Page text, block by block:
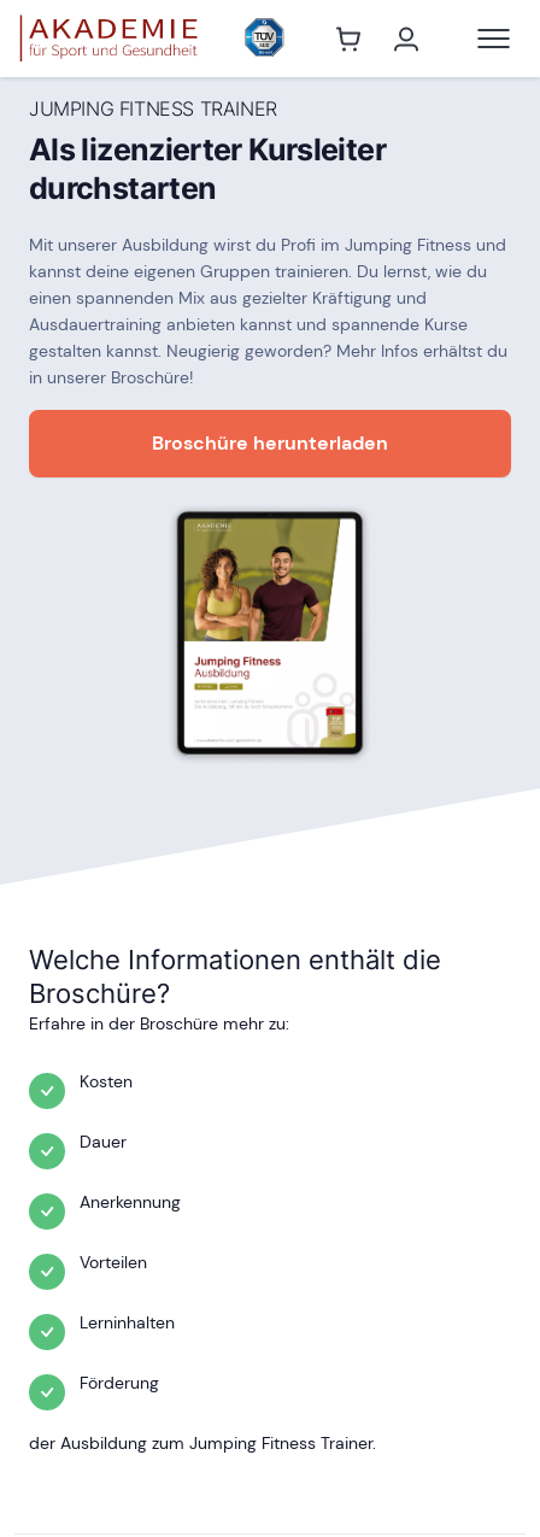
JUMPING FITNESS TRAINER
Als lizenzierter Kursleiter
durchstarten
Mit unserer Ausbildung wirst du Profi im Jumping Fitness und
kannst deine eigenen Gruppen trainieren. Du lernst, wie du
einen spannenden Mix aus gezielter Kräftigung und
Ausdauertraining anbieten kannst und spannende Kurse
gestalten kannst. Neugierig geworden? Mehr Infos erhältst du
in unserer Broschüre!
Broschüre herunterladen
Welche Informationen enthält die
Broschüre?
Erfahre in der Broschüre mehr zu:
Kosten
Dauer
Anerkennung
Vorteilen
Lerninhalten
Förderung
der Ausbildung zum Jumping Fitness Trainer.